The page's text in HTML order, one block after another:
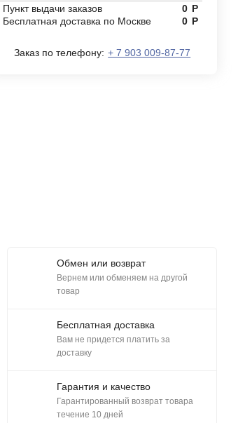
Пункт выдачи заказов
0 Р
Бесплатная доставка по Москве
0 Р
Заказ по телефону: + 7 903 009-87-77
Обмен или возврат
Вернем или обменяем на другой
товар
Бесплатная доставка
Вам не придется платить за
доставку
Гарантия и качество
Гарантированный возврат товара
течение 10 дней